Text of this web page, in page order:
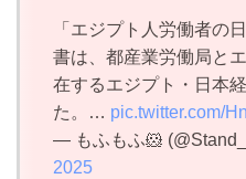
「エジプト人労働者の
書は、都産業労働局と
在するエジプト・日本
た。… pic.twitter.com/
— もふもふ🐹
2025